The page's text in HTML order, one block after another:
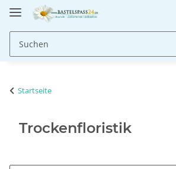
Startseite
Trockenfloristik